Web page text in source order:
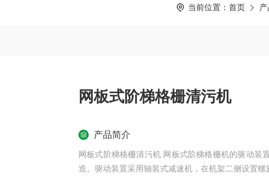
当前位置： 首页
网板式阶梯格栅清污机
产品简介
网板式阶梯格栅清污机 网板式阶梯格栅机的驱动装
造。驱动装置采用轴装式减速机，在机架二侧设置